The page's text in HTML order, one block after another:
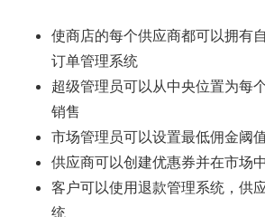
使商店的每个供应商都可以拥有
订单管理系统
超级管理员可以从中央位置为每
销售
市场管理员可以设置最低佣金阈
供应商可以创建优惠券并在市场
客户可以使用退款管理系统，供
统